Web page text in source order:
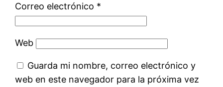
Correo electrónico *
Web
Guarda mi nombre, correo electrónico y
web en este navegador para la próxima vez